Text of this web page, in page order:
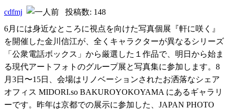
cdfmj
投稿数: 148
6月には身近なところに視点を向けた写真個展『軒に咲く』
を開催した金川信江が、全くキャラクターが異なるシリーズ
「公衆電話ボックス」から厳選した１作品で、明日から始ま
る現代アートフォトのグループ展と写真集に参加します。8
月3日〜15日、会場はリノベーションされたお洒落なシェア
オフィス MIDORI.so BAKUROYOKOYAMA にあるギャラリ
ーです。昨年は京都での展示に参加した、JAPAN PHOTO